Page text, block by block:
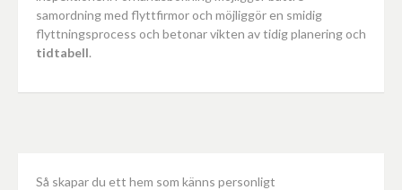
samordning med flyttfirmor och möjliggör en smidig
flyttningsprocess och betonar vikten av tidig planering och
tidtabell.
Så skapar du ett hem som känns personligt